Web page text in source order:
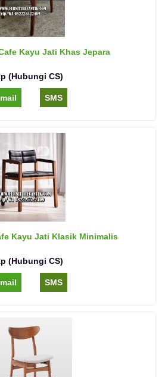
Kayu Jati Khas Jepara
(Hubungi CS)
SMS
Kayu Jati Klasik Minimalis
(Hubungi CS)
SMS